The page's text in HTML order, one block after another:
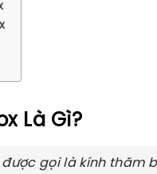
Là Gì?
được gọi là kính thăm